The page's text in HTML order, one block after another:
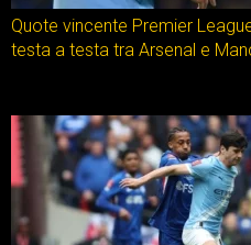
Quote vincente Premier
testa a testa tra Arsenal e